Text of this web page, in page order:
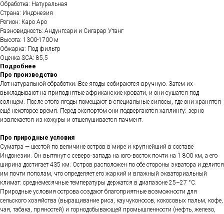
Обработка: Натуральная
Страна: Индонезия
Регион: Каро Аро
Разновидность: Андунгсари и Сигарар Утанг
Высота: 1300-1700 м
Обжарка: Под фильтр
Оценка SCA: 85,5
Подробнее
Про производство
Лот натуральной обработки. Все ягоды собираются вручную. Затем их
выкладывают на приподнятые африканские кровати, и они сушатся под
солнцем. После этого ягоды помещают в специальные силосы, где они хранятся
ещё некоторое время. Перед экспортом они подвергаются халлингу: зерно
извлекается из кожуры и отшелушивается пачмент.
Про природные условия
Суматра — шестой по величине остров в мире и крупнейший в составе
Индонезии. Он вытянут с северо‑запада на юго‑восток почти на 1 800 км, а его
ширина достигает 435 км. Остров расположен по обе стороны экватора и делится
им почти пополам, что определяет его жаркий и влажный экваториальный
климат: среднемесячные температуры держатся в диапазоне 25–27 °C.
Природные условия острова создают благоприятные возможности для
сельского хозяйства (выращивание риса, каучуконосов, кокосовых пальм, кофе,
чая, табака, пряностей) и горнодобывающей промышленности (нефть, железо,